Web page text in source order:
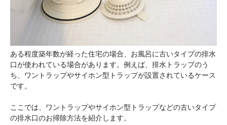
ある程度築年数が経った住宅の場合、お風呂に古いタイプの排水
口が使われている場合があります。例えば、排水トラップのう
ち、ワントラップやサイホン型トラップが設置されているケース
です。
ここでは、ワントラップやサイホン型トラップなどの古いタイプ
の排水口のお掃除方法を紹介します。